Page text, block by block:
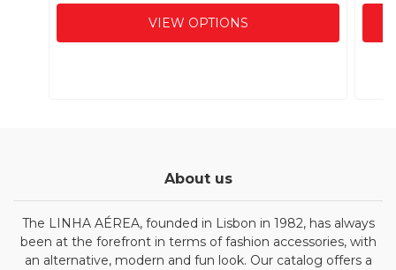
VIEW OPTIONS
About us
The LINHA AÉREA, founded in Lisbon in 1982, has always
been at the forefront in terms of fashion accessories, with
an alternative, modern and fun look. Our catalog offers a